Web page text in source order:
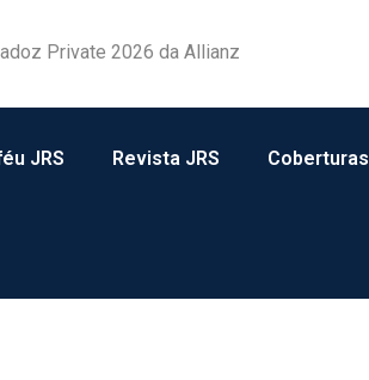
Private 2026 da Allianz
JRS Revista JRS Coberturas